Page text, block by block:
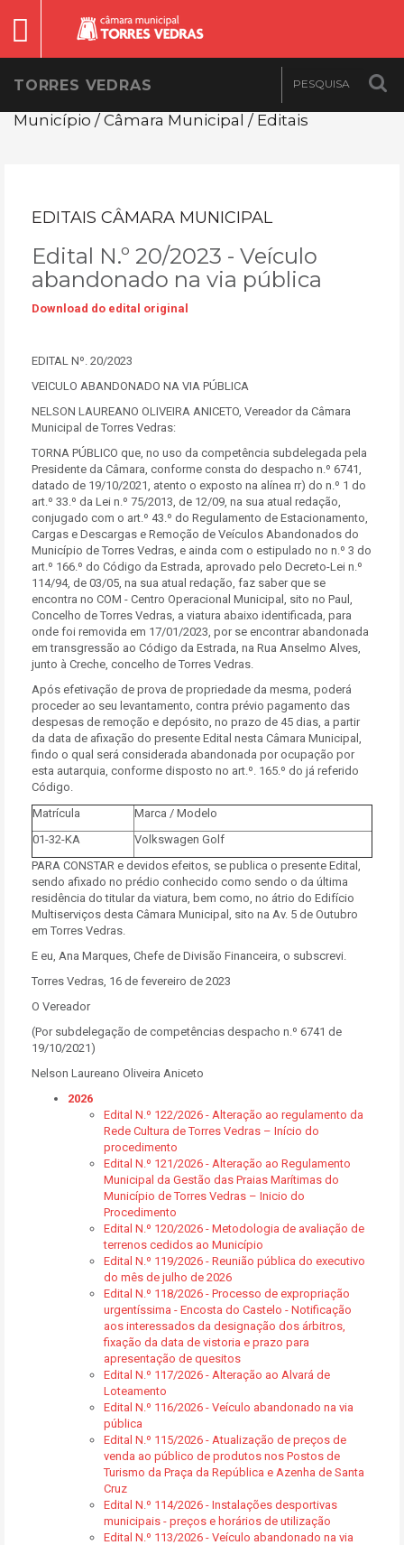
TORRES VEDRAS
Município / Câmara Municipal / Editais
EDITAIS CÂMARA MUNICIPAL
Edital N.º 20/2023 - Veículo
abandonado na via pública
Download do edital original
EDITAL Nº. 20/2023
VEICULO ABANDONADO NA VIA PÚBLICA
NELSON LAUREANO OLIVEIRA ANICETO, Vereador da Câmara
Municipal de Torres Vedras:
TORNA PÚBLICO que, no uso da competência subdelegada pela
Presidente da Câmara, conforme consta do despacho n.º 6741,
datado de 19/10/2021, atento o exposto na alínea rr) do n.º 1 do
art.º 33.º da Lei n.º 75/2013, de 12/09, na sua atual redação,
conjugado com o art.º 43.º do Regulamento de Estacionamento,
Cargas e Descargas e Remoção de Veículos Abandonados do
Município de Torres Vedras, e ainda com o estipulado no n.º 3 do
art.º 166.º do Código da Estrada, aprovado pelo Decreto-Lei n.º
114/94, de 03/05, na sua atual redação, faz saber que se
encontra no COM - Centro Operacional Municipal, sito no Paul,
Concelho de Torres Vedras, a viatura abaixo identificada, para
onde foi removida em 17/01/2023, por se encontrar abandonada
em transgressão ao Código da Estrada, na Rua Anselmo Alves,
junto à Creche, concelho de Torres Vedras.
Após efetivação de prova de propriedade da mesma, poderá
proceder ao seu levantamento, contra prévio pagamento das
despesas de remoção e depósito, no prazo de 45 dias, a partir
da data de afixação do presente Edital nesta Câmara Municipal,
findo o qual será considerada abandonada por ocupação por
esta autarquia, conforme disposto no art.º. 165.º do já referido
Código.
Matrícula
Marca / Modelo
01-32-KA
Volkswagen Golf
PARA CONSTAR e devidos efeitos, se publica o presente Edital,
sendo afixado no prédio conhecido como sendo o da última
residência do titular da viatura, bem como, no átrio do Edifício
Multiserviços desta Câmara Municipal, sito na Av. 5 de Outubro
em Torres Vedras.
E eu, Ana Marques, Chefe de Divisão Financeira, o subscrevi.
Torres Vedras, 16 de fevereiro de 2023
O Vereador
(Por subdelegação de competências despacho n.º 6741 de
19/10/2021)
Nelson Laureano Oliveira Aniceto
2026
Edital N.º 122/2026 - Alteração ao regulamento da
Rede Cultura de Torres Vedras – Início do
procedimento
Edital N.º 121/2026 - Alteração ao Regulamento
Municipal da Gestão das Praias Marítimas do
Município de Torres Vedras – Inicio do
Procedimento
Edital N.º 120/2026 - Metodologia de avaliação de
terrenos cedidos ao Município
Edital N.º 119/2026 - Reunião pública do executivo
do mês de julho de 2026
Edital N.º 118/2026 - Processo de expropriação
urgentíssima - Encosta do Castelo - Notificação
aos interessados da designação dos árbitros,
fixação da data de vistoria e prazo para
apresentação de quesitos
Edital N.º 117/2026 - Alteração ao Alvará de
Loteamento
Edital N.º 116/2026 - Veículo abandonado na via
pública
Edital N.º 115/2026 - Atualização de preços de
venda ao público de produtos nos Postos de
Turismo da Praça da República e Azenha de Santa
Cruz
Edital N.º 114/2026 - Instalações desportivas
municipais - preços e horários de utilização
Edital N.º 113/2026 - Veículo abandonado na via